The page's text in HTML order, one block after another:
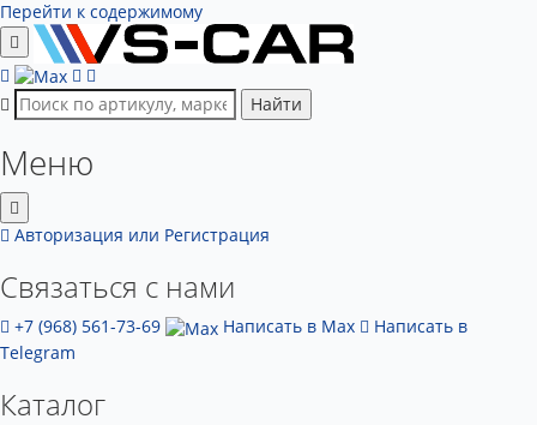
Перейти к содержимому
Найти
Меню
Авторизация или Регистрация
Связаться с нами
+7 (968) 561-73-69 Написать в Max
Написать в
Telegram
Каталог